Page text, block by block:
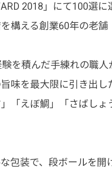
2018」にて100選
構える創業60年の老舗
を積んだ手練れの職
味を最大限に引き出
「えぼ鯛」「さばし
包装で、段ボールを